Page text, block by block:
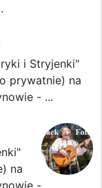
i Stryjenki"
prywatnie) na
- ...
na